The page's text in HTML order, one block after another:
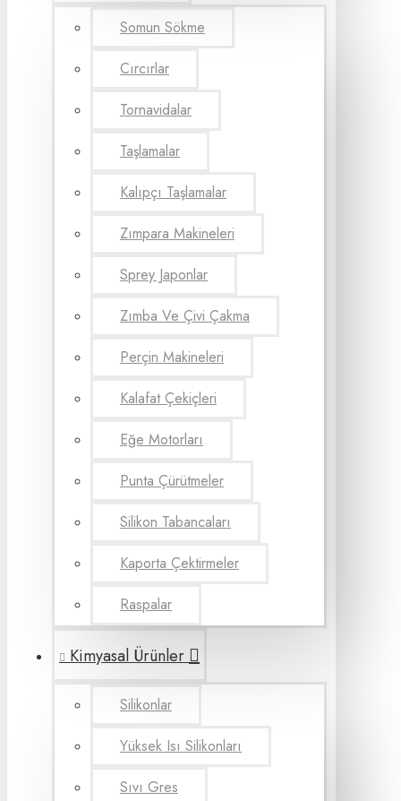
Somun Sökme
Cırcırlar
Tornavidalar
Taşlamalar
Kalıpçı Taşlamalar
Zımpara Makineleri
Sprey Japonlar
Zımba Ve Çivi Çakma
Perçin Makineleri
Kalafat Çekiçleri
Eğe Motorları
Punta Çürütmeler
Silikon Tabancaları
Kaporta Çektirmeler
Raspalar
Kimyasal Ürünler
Silikonlar
Yüksek Isı Silikonları
Sıvı Gres